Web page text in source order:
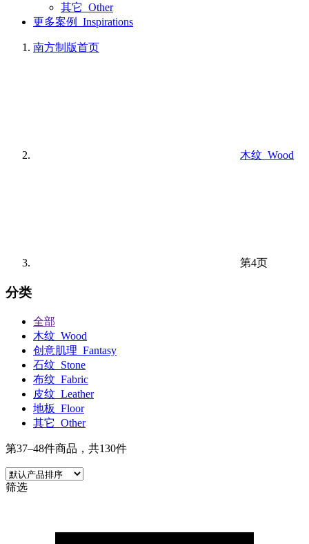
其它_Other
更多案例_Inspirations
南方制版首页
木纹_Wood
第4页
分类
全部
木纹_Wood
创意肌理_Fantasy
石纹_Stone
布纹_Fabric
皮纹_Leather
地板_Floor
其它_Other
第37–48件商品，共130件
筛选